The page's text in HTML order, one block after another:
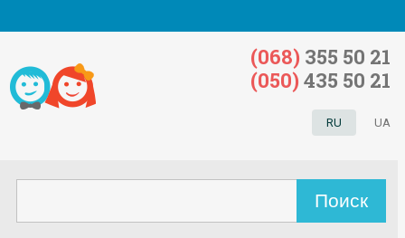
RU UA
(068) 355 50 21
(050) 435 50 21